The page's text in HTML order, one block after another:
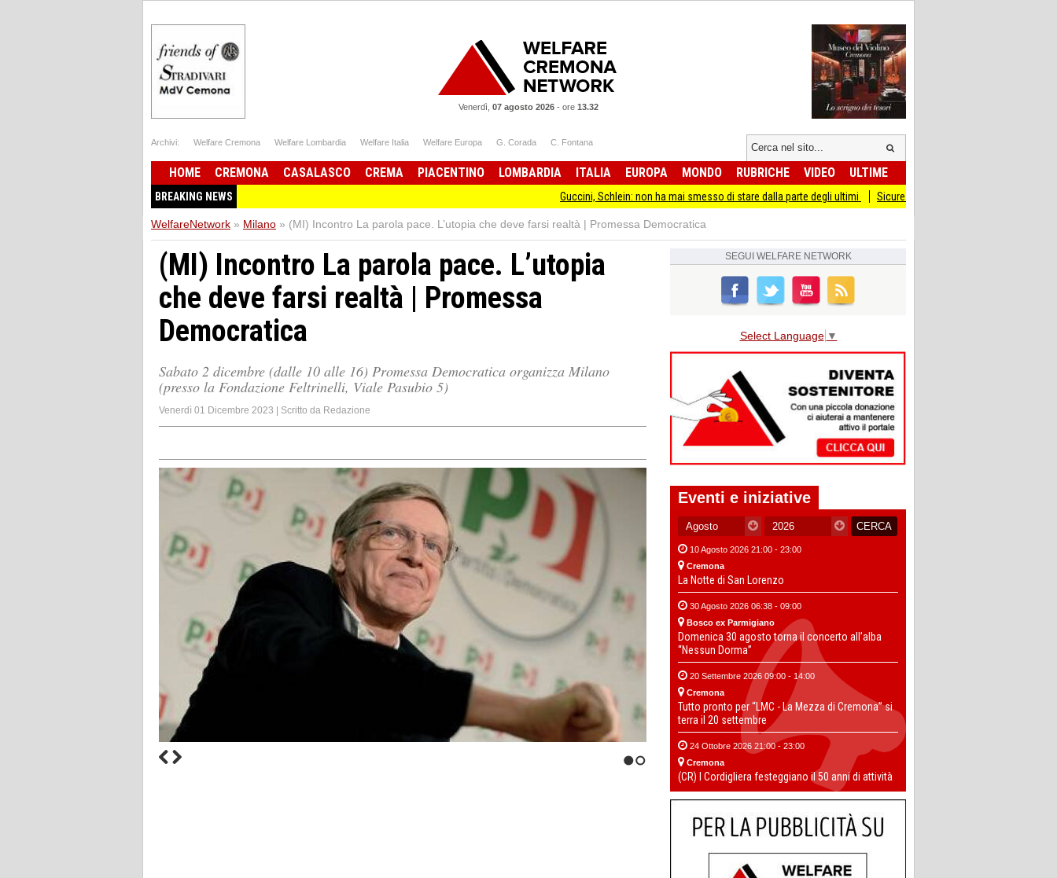
Venerdì, 07 agosto 2026 - ore 13.32
Archivi: Welfare Cremona Welfare Lombardia Welfare Italia Welfare Europa G. Corada C. Fontana
HOME CREMONA CASALASCO CREMA PIACENTINO LOMBARDIA ITALIA EUROPA MONDO RUBRICHE VIDEO ULTIME
BREAKING NEWS Guccini, Schlein: non ha mai smesso di stare dalla parte degli ultimi Sicurezza I Giovani Democratici ribattono ai Giovani di
WelfareNetwork » Milano » (MI) Incontro La parola pace. L’utopia che deve farsi realtà | Promessa Democratica
(MI) Incontro La parola pace. L’utopia
che deve farsi realtà | Promessa
Democratica
Sabato 2 dicembre (dalle 10 alle 16) Promessa Democratica organizza Milano
(presso la Fondazione Feltrinelli, Viale Pasubio 5)
Venerdì 01 Dicembre 2023 | Scritto da Redazione
SEGUI WELFARE NETWORK
Select Language ▼
Eventi e iniziative
10 Agosto 2026 21:00 - 23:00
Cremona
La Notte di San Lorenzo
30 Agosto 2026 06:38 - 09:00
Bosco ex Parmigiano
Domenica 30 agosto torna il concerto all’alba
“Nessun Dorma”
20 Settembre 2026 09:00 - 14:00
Cremona
Tutto pronto per “LMC - La Mezza di Cremona” si
terra il 20 settembre
24 Ottobre 2026 21:00 - 23:00
Cremona
(CR) I Cordigliera festeggiano il 50 anni di attività